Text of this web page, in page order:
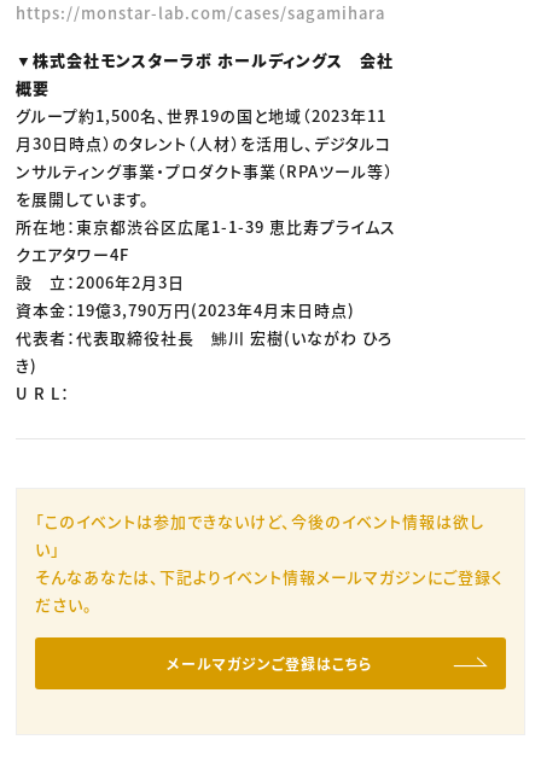
https://monstar-lab.com/cases/sagamihara
▼株式会社モンスターラボ ホールディングス 会社
概要
グループ約1,500名、世界19の国と地域（2023年11
月30日時点）のタレント（人材）を活用し、デジタルコ
ンサルティング事業・プロダクト事業（RPAツール等）
を展開しています。
所在地：東京都渋谷区広尾1-1-39 恵比寿プライムス
クエアタワー4F
設 立：2006年2月3日
資本金：19億3,790万円(2023年4月末日時点)
代表者：代表取締役社長 鮄川 宏樹(いながわ ひろ
き)
U R L：
「このイベントは参加できないけど、今後のイベント情報は欲し
い」
そんなあなたは、下記よりイベント情報メールマガジンにご登録く
ださい。
メールマガジンご登録はこちら